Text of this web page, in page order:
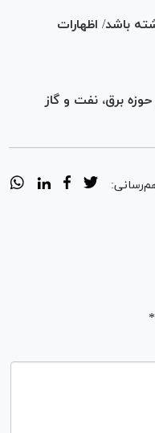
باشد/ اظهارات
برق، نفت و گاز